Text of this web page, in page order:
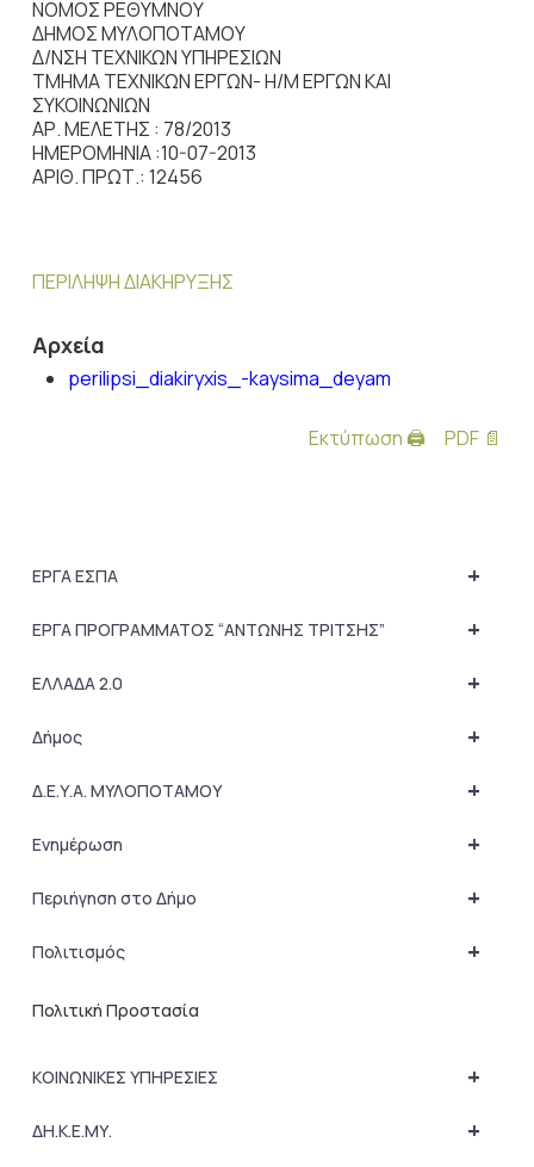
ΝΟΜΟΣ ΡΕΘΥΜΝΟΥ
ΔΗΜΟΣ ΜΥΛΟΠΟΤΑΜΟΥ
Δ/ΝΣΗ ΤΕΧΝΙΚΩΝ ΥΠΗΡΕΣΙΩΝ
ΤΜΗΜΑ ΤΕΧΝΙΚΩΝ ΕΡΓΩΝ- Η/Μ ΕΡΓΩΝ ΚΑΙ
ΣΥΚΟΙΝΩΝΙΩΝ
ΑΡ. ΜΕΛΕΤΗΣ : 78/2013
ΗΜΕΡΟΜΗΝΙΑ :10-07-2013
ΑΡΙΘ. ΠΡΩΤ.: 12456
ΠΕΡΙΛΗΨΗ ΔΙΑΚΗΡΥΞΗΣ
Αρχεία
perilipsi_diakiryxis_-kaysima_deyam
Εκτύπωση 🖨 PDF 📄
+
ΕΡΓΑ ΕΣΠΑ
+
ΕΡΓΑ ΠΡΟΓΡΑΜΜΑΤΟΣ “ΑΝΤΩΝΗΣ ΤΡΙΤΣΗΣ”
+
ΕΛΛΑΔΑ 2.0
+
Δήμος
+
Δ.Ε.Υ.Α. ΜΥΛΟΠΟΤΑΜΟΥ
+
Ενημέρωση
+
Περιήγηση στο Δήμο
+
Πολιτισμός
Πολιτική Προστασία
+
ΚΟΙΝΩΝΙΚΕΣ ΥΠΗΡΕΣΙΕΣ
+
ΔΗ.Κ.Ε.ΜΥ.